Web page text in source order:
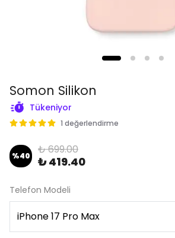
Somon Silikon
Tükeniyor
1 değerlendirme
%40 ₺ 699.00
₺ 419.40
Telefon Modeli